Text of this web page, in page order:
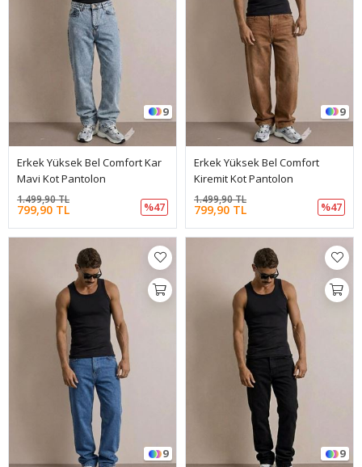
9
Erkek Yüksek Bel Comfort Kar
Mavi Kot Pantolon
799,90 TL
1.499,90 TL
%47
9
Erkek Yüksek Bel Comfort
Kiremit Kot Pantolon
799,90 TL
1.499,90 TL
%47
9 9